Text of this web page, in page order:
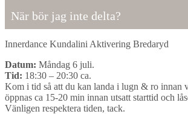
När bör jag inte delta?
Innerdance Kundalini Aktivering Bredaryd
Datum: Måndag 6 juli.
Tid: 18:30 – 20:30 ca.
Kom i tid så att du kan landa i lugn & ro innan
öppnas ca 15-20 min innan utsatt starttid och
Vänligen respektera tiden, tack.